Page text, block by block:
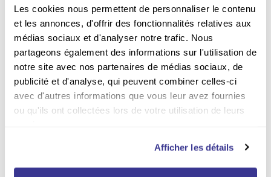
Les cookies nous permettent de personnaliser le contenu
et les annonces, d'offrir des fonctionnalités relatives aux
médias sociaux et d'analyser notre trafic. Nous
partageons également des informations sur l'utilisation de
notre site avec nos partenaires de médias sociaux, de
publicité et d'analyse, qui peuvent combiner celles-ci
avec d'autres informations que vous leur avez fournies
ou qu'ils ont collectées lors de votre utilisation de leurs
Afficher les détails